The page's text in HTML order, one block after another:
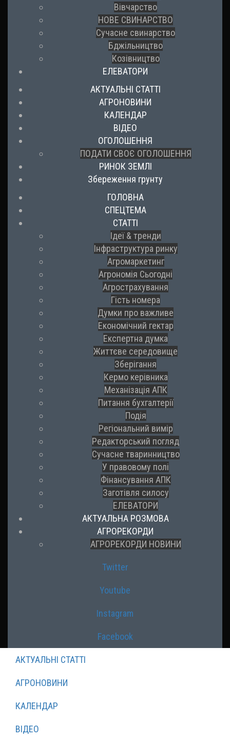
Вівчарство
НОВЕ СВИНАРСТВО
Сучасне свинарство
Бджільництво
Козівництво
ЕЛЕВАТОРИ
АКТУАЛЬНІ СТАТТІ
АГРОНОВИНИ
КАЛЕНДАР
ВІДЕО
ОГОЛОШЕННЯ
ПОДАТИ СВОЄ ОГОЛОШЕННЯ
РИНОК ЗЕМЛІ
Збереження грунту
ГОЛОВНА
СПЕЦТЕМА
СТАТТІ
Ідеї & тренди
Інфраструктура ринку
Агромаркетинг
Агрономія Сьогодні
Агрострахування
Гість номера
Думки про важливе
Економічний гектар
Експертна думка
Життєве середовище
Зберігання
Кермо керівника
Механізація АПК
Питання бухгалтерії
Подія
Регіональний вимір
Редакторський погляд
Сучасне тваринництво
У правовому полі
Фінансування АПК
Заготівля силосу
ЕЛЕВАТОРИ
АКТУАЛЬНА РОЗМОВА
АГРОРЕКОРДИ
АГРОРЕКОРДИ НОВИНИ
Twitter
Youtube
Instagram
Facebook
АКТУАЛЬНІ СТАТТІ
АГРОНОВИНИ
КАЛЕНДАР
ВІДЕО